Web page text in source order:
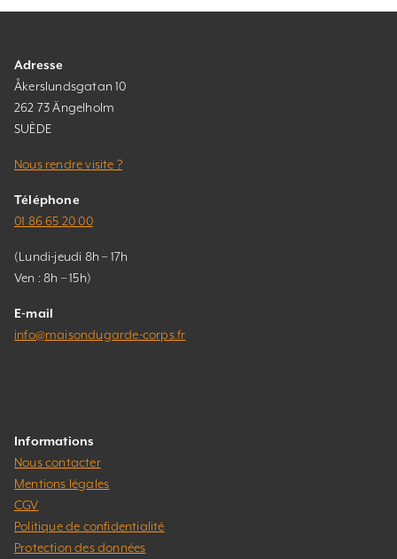
Adresse
Åkerslundsgatan 10
262 73 Ängelholm
SUÈDE
Nous rendre visite ?
Téléphone
01 86 65 20 00
(Lundi-jeudi 8h – 17h
Ven : 8h – 15h)
E-mail
info@maisondugarde-corps.fr
Informations
Nous contacter
Mentions légales
CGV
Politique de confidentialité
Protection des données